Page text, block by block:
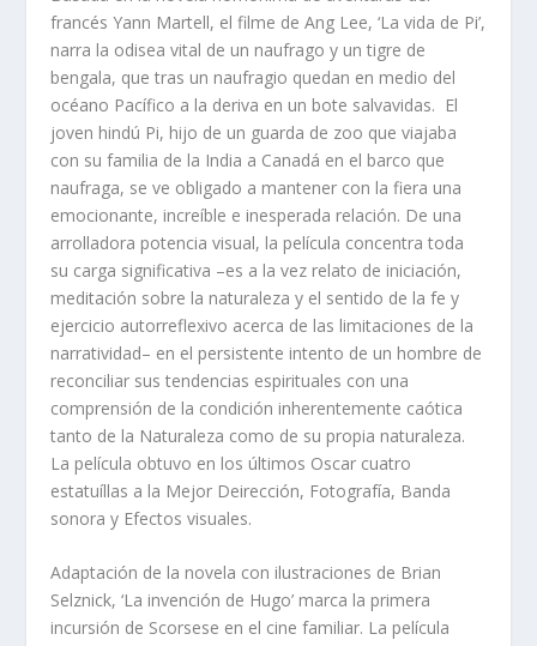
francés Yann Martell, el filme de Ang Lee, ‘La vida de Pi’,
narra la odisea vital de un naufrago y un tigre de
bengala, que tras un naufragio quedan en medio del
océano Pacífico a la deriva en un bote salvavidas. El
joven hindú Pi, hijo de un guarda de zoo que viajaba
con su familia de la India a Canadá en el barco que
naufraga, se ve obligado a mantener con la fiera una
emocionante, increíble e inesperada relación. De una
arrolladora potencia visual, la película concentra toda
su carga significativa –es a la vez relato de iniciación,
meditación sobre la naturaleza y el sentido de la fe y
ejercicio autorreflexivo acerca de las limitaciones de la
narratividad– en el persistente intento de un hombre de
reconciliar sus tendencias espirituales con una
comprensión de la condición inherentemente caótica
tanto de la Naturaleza como de su propia naturaleza.
La película obtuvo en los últimos Oscar cuatro
estatuíllas a la Mejor Deirección, Fotografía, Banda
sonora y Efectos visuales.
Adaptación de la novela con ilustraciones de Brian
Selznick, ‘La invención de Hugo’ marca la primera
incursión de Scorsese en el cine familiar. La película